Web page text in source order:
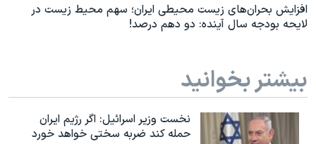
افزایش بحران‌های زیست محیطی ایران؛ سهم محیط زیست در
لایحه بودجه سال آینده: دو دهم درصد!
بیشتر بخوانید
نخست وزیر اسرائيل: اگر رژیم ایران
حمله کند ضربه سختی خواهد خورد